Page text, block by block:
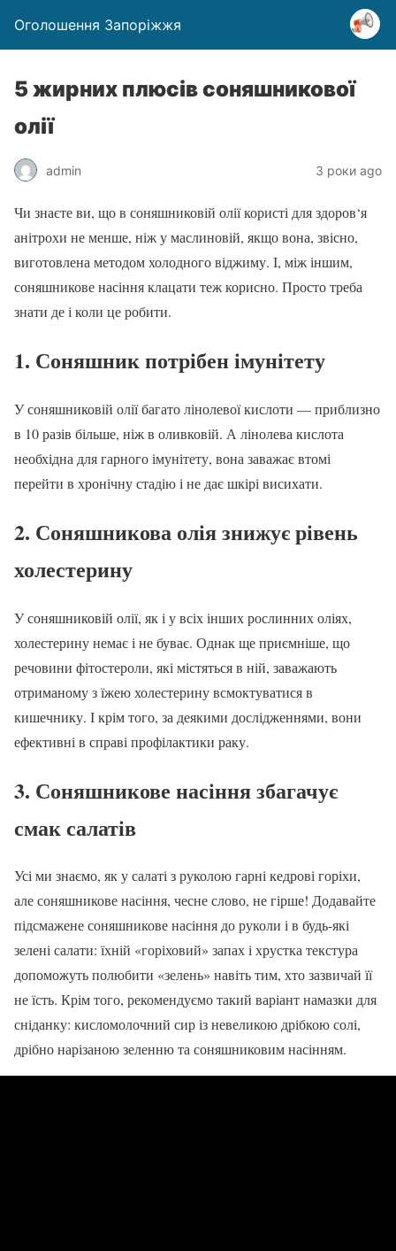
Оголошення Запоріжжя
5 жирних плюсів соняшникової
олії
admin 3 роки ago
Чи знаєте ви, що в соняшниковій олії користі для здоров‘я
анітрохи не менше, ніж у маслиновій, якщо вона, звісно,
виготовлена методом холодного віджиму. І, між іншим,
соняшникове насіння клацати теж корисно. Просто треба
знати де і коли це робити.
1. Соняшник потрібен імунітету
У соняшниковій олії багато лінолевої кислоти — приблизно
в 10 разів більше, ніж в оливковій. А лінолева кислота
необхідна для гарного імунітету, вона заважає втомі
перейти в хронічну стадію і не дає шкірі висихати.
2. Соняшникова олія знижує рівень
холестерину
У соняшниковій олії, як і у всіх інших рослинних оліях,
холестерину немає і не буває. Однак ще приємніше, що
речовини фітостероли, які містяться в ній, заважають
отриманому з їжею холестерину всмоктуватися в
кишечнику. І крім того, за деякими дослідженнями, вони
ефективні в справі профілактики раку.
3. Соняшникове насіння збагачує
смак салатів
Усі ми знаємо, як у салаті з руколою гарні кедрові горіхи,
але соняшникове насіння, чесне слово, не гірше! Додавайте
підсмажене соняшникове насіння до руколи і в будь-які
зелені салати: їхній «горіховий» запах і хрустка текстура
допоможуть полюбити «зелень» навіть тим, хто зазвичай її
не їсть. Крім того, рекомендуємо такий варіант намазки для
сніданку: кисломолочний сир із невеликою дрібкою солі,
дрібно нарізаною зеленню та соняшниковим насінням.